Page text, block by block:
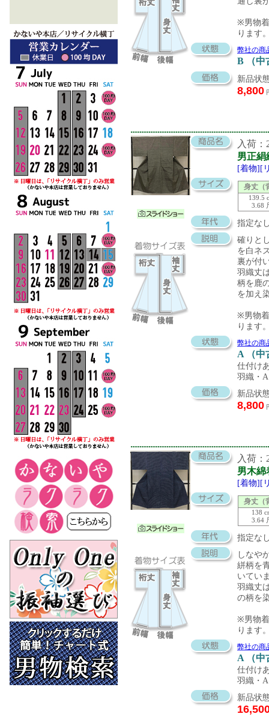
※男物
ります
弊社の商
B （中
新品状
8,800
入荷：
男正絹
[着物][
身丈（
139.5
3.68
指定な
確りと
を白ネ
裏が付
羽織丈
柄を鹿
を加え
※男物
ります
弊社の商
A （中
仕付け
羽織・
新品状
8,800
入荷：
男木綿
[着物][
身丈（
138
3.64
指定な
しなや
絣柄を
いてい
羽織丈
の柄を
※男物
ります
弊社の商
A （中
仕付け
羽織・
新品状